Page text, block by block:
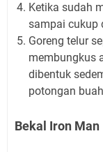
Ketika sudah
sampai cukup
Goreng telur
membungkus
dibentuk
potongan
Bekal Iron Man